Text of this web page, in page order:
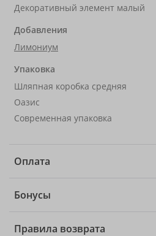
Декоративный элемент малый
Добавления
Лимониум
Упаковка
Шляпная коробка средняя
Оазис
Современная упаковка
Оплата
Бонусы
Правила возврата